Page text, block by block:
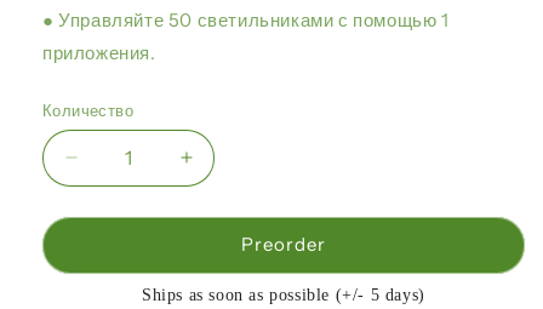
● Управляйте 50 светильниками с помощью 1
приложения.
Количество
Уменьшить
количество
Arcadia
Светодиодная
Увеличить
количество
Arcadia
Светодиодная
панель
Preorder
Ships as soon as possible (+/- 5 days)